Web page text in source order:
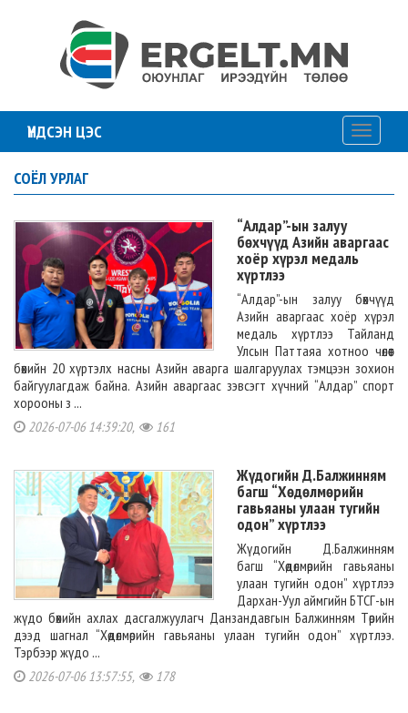
ҮНДСЭН ЦЭС
Toggle
СОЁЛ УРЛАГ
“Алдар”-ын залуу
бөхчүүд Азийн аваргаас
хоёр хүрэл медаль
хүртлээ
“Алдар”-ын залуу бөхчүүд
Азийн аваргаас хоёр хүрэл
медаль хүртлээ Тайланд
Улсын Паттаяа хотноо чөлөөт
бөхийн 20 хүртэлх насны Азийн аварга шалгаруулах тэмцээн зохион
байгуулагдаж байна. Азийн аваргаас зэвсэгт хүчний “Алдар” спорт
хорооны з ...
2026-07-06 14:39:20, 161
Жүдогийн Д.Балжинням
багш “Хөдөлмөрийн
гавьяаны улаан тугийн
одон” хүртлээ
Жүдогийн Д.Балжинням
багш “Хөдөлмөрийн гавьяаны
улаан тугийн одон” хүртлээ
Дархан-Уул аймгийн БТСГ-ын
жүдо бөхийн ахлах дасгалжуулагч Данзандавгын Балжинням Төрийн
дээд шагнал “Хөдөлмөрийн гавьяаны улаан тугийн одон” хүртлээ.
Тэрбээр жүдо ...
2026-07-06 13:57:55, 178